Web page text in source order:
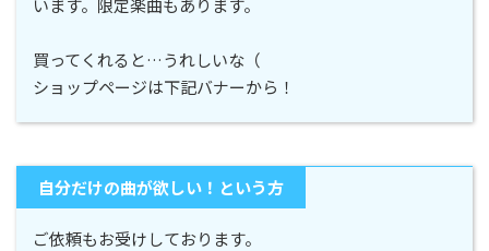
います。限定楽曲もあります。
買ってくれると…うれしいな（
ショップページは下記バナーから！
自分だけの曲が欲しい！という方
ご依頼もお受けしております。